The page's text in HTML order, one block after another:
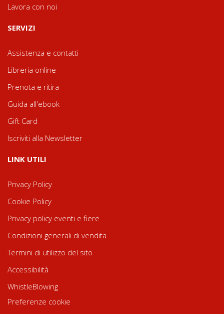
Lavora con noi
SERVIZI
Assistenza e contatti
Libreria online
Prenota e ritira
Guida all'ebook
Gift Card
Iscriviti alla Newsletter
LINK UTILI
Privacy Policy
Cookie Policy
Privacy policy eventi e fiere
Condizioni generali di vendita
Termini di utilizzo del sito
Accessibilità
WhistleBlowing
Preferenze cookie